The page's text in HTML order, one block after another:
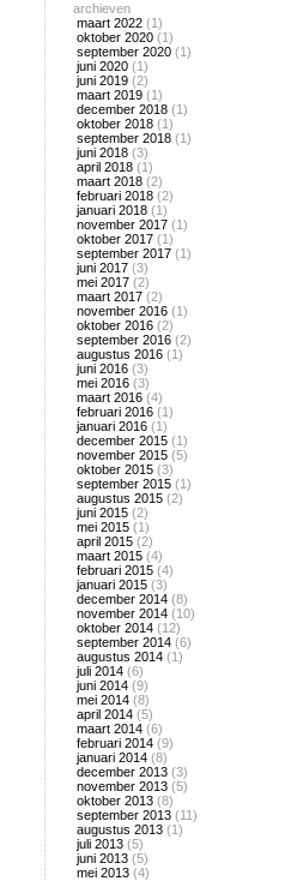
archieven
maart 2022 (1)
oktober 2020 (1)
september 2020 (1)
juni 2020 (1)
juni 2019 (2)
maart 2019 (1)
december 2018 (1)
oktober 2018 (1)
september 2018 (1)
juni 2018 (3)
april 2018 (1)
maart 2018 (2)
februari 2018 (2)
januari 2018 (1)
november 2017 (1)
oktober 2017 (1)
september 2017 (1)
juni 2017 (3)
mei 2017 (2)
maart 2017 (2)
november 2016 (1)
oktober 2016 (2)
september 2016 (2)
augustus 2016 (1)
juni 2016 (3)
mei 2016 (3)
maart 2016 (4)
februari 2016 (1)
januari 2016 (1)
december 2015 (1)
november 2015 (5)
oktober 2015 (3)
september 2015 (1)
augustus 2015 (2)
juni 2015 (2)
mei 2015 (1)
april 2015 (2)
maart 2015 (4)
februari 2015 (4)
januari 2015 (3)
december 2014 (8)
november 2014 (10)
oktober 2014 (12)
september 2014 (6)
augustus 2014 (1)
juli 2014 (6)
juni 2014 (9)
mei 2014 (8)
april 2014 (5)
maart 2014 (6)
februari 2014 (9)
januari 2014 (8)
december 2013 (3)
november 2013 (5)
oktober 2013 (8)
september 2013 (11)
augustus 2013 (1)
juli 2013 (5)
juni 2013 (5)
mei 2013 (4)